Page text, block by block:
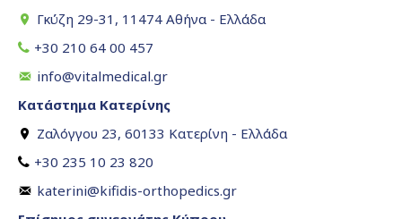
Γκύζη 29-31, 11474 Αθήνα - Ελλάδα
+30 210 64 00 457
info@vitalmedical.gr
Κατάστημα Κατερίνης
Ζαλόγγου 23, 60133 Κατερίνη - Ελλάδα
+30 235 10 23 820
katerini@kifidis-orthopedics.gr